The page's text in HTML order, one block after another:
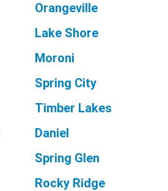
Orangeville
Lake Shore
Moroni
Spring City
Timber Lakes
Daniel
Spring Glen
Rocky Ridge